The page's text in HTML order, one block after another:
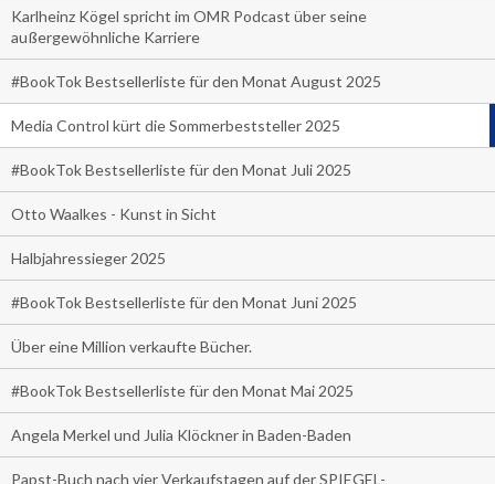
Karlheinz Kögel spricht im OMR Podcast über seine
außergewöhnliche Karriere
#BookTok Bestsellerliste für den Monat August 2025
Media Control kürt die Sommerbeststeller 2025
#BookTok Bestsellerliste für den Monat Juli 2025
Otto Waalkes - Kunst in Sicht
Halbjahressieger 2025
#BookTok Bestsellerliste für den Monat Juni 2025
Über eine Million verkaufte Bücher.
#BookTok Bestsellerliste für den Monat Mai 2025
Angela Merkel und Julia Klöckner in Baden-Baden
Papst-Buch nach vier Verkaufstagen auf der SPIEGEL-